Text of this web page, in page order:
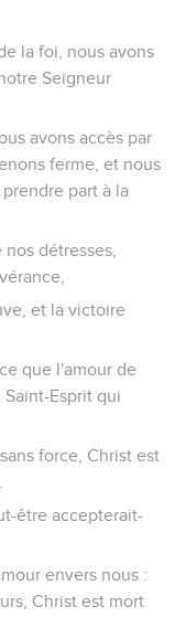
la foi, nous avons
Seigneur
avons accès par
ferme, et nous
part à la
détresses,
et la victoire
que l'amour de
Esprit qui
force, Christ est
être accepterait-
envers nous :
Christ est mort